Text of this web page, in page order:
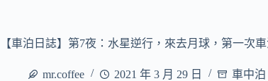
【車泊日誌】第7夜：水星逆行，來去月球，第一次
mr.coffee 2021 年 3 月 29 日 車中